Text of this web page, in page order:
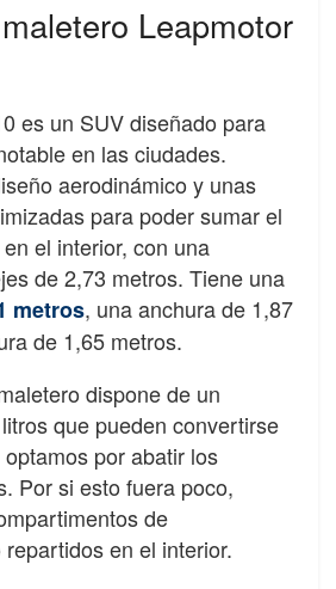
Leapmotor
es un SUV diseñado para
en las ciudades.
aerodinámico y unas
para poder sumar el
el interior, con una
de 2,73 metros. Tiene una
metros, una anchura de 1,87
de 1,65 metros.
dispone de un
que pueden convertirse
por abatir los
Por si esto fuera poco,
de
en el interior.